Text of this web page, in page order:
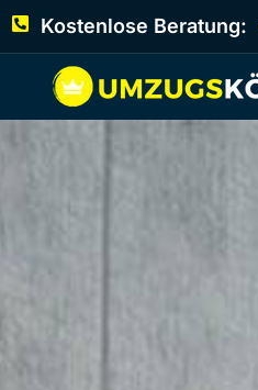
Kostenlose Beratung: